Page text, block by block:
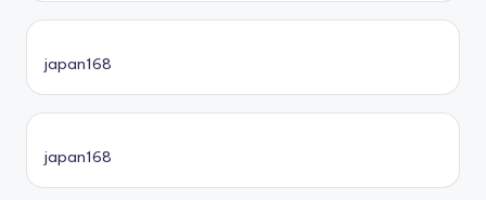
japan168
japan168